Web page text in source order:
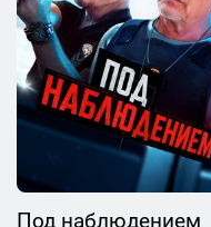
Под наблюдением